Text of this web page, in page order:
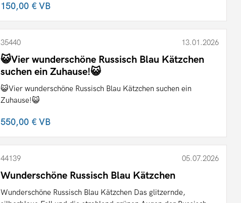
150,00 €VB
35440 13.01.2026
😺Vier wunderschöne Russisch Blau Kätzchen
suchen ein Zuhause!😺
😺Vier wunderschöne Russisch Blau Kätzchen suchen ein
Zuhause!😺
550,00 €VB
44139 05.07.2026
Wunderschöne Russisch Blau Kätzchen
Wunderschöne Russisch Blau Kätzchen Das glitzernde,